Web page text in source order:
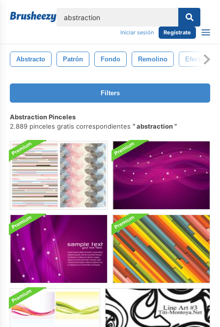
Iniciar sesión Regístrate
Abstracto Patrón Fondo Remolino Efecto
Filters
Abstraction Pinceles
2.889 pinceles gratis correspondientes
abstraction